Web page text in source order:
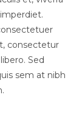
consectetur
Sed
sem at nibh